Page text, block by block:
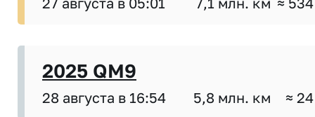
2025 QM9
28 августа в 16:54 5,8 млн. км ≈